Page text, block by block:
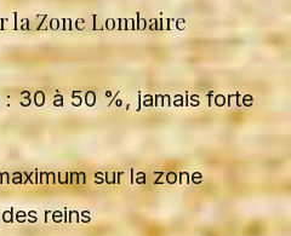
la Zone Lombaire
: 30 à 50 %, jamais forte
sur la zone
reins